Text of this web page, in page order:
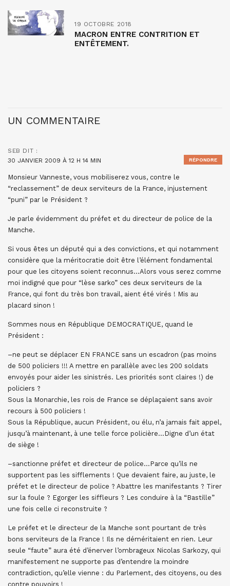
19 OCTOBRE 2018
MACRON ENTRE CONTRITION ET
ENTÊTEMENT.
UN COMMENTAIRE
SEB DIT :
30 JANVIER 2009 À 12 H 14 MIN
Monsieur Vanneste, vous mobiliserez vous, contre le
“reclassement” de deux serviteurs de la France, injustement
“puni” par le Président ?
Je parle évidemment du préfet et du directeur de police de la
Manche.
Si vous êtes un député qui a des convictions, et qui notamment
considère que la méritocratie doit être l’élément fondamental
pour que les citoyens soient reconnus…Alors vous serez comme
moi indigné que pour “lèse sarko” ces deux serviteurs de la
France, qui font du très bon travail, aient été virés ! Mis au
placard sinon !
Sommes nous en République DEMOCRATIQUE, quand le
Président :
–ne peut se déplacer EN FRANCE sans un escadron (pas moins
de 500 policiers !!! A mettre en parallèle avec les 200 soldats
envoyés pour aider les sinistrés. Les priorités sont claires !) de
policiers ?
Sous la Monarchie, les rois de France se déplaçaient sans avoir
recours à 500 policiers !
Sous la République, aucun Président, ou élu, n’a jamais fait appel,
jusqu’à maintenant, à une telle force policière…Digne d’un état
de siège !
–sanctionne préfet et directeur de police…Parce qu’ils ne
supportent pas les sifflements ! Que devaient faire, au juste, le
préfet et le directeur de police ? Abattre les manifestants ? Tirer
sur la foule ? Egorger les siffleurs ? Les conduire à la “Bastille”
une fois celle ci reconstruite ?
Le préfet et le directeur de la Manche sont pourtant de très
bons serviteurs de la France ! Ils ne déméritaient en rien. Leur
seule “faute” aura été d’énerver l’ombrageux Nicolas Sarkozy, qui
manifestement ne supporte pas d’entendre la moindre
contradiction, qu’elle vienne : du Parlement, des citoyens, ou des
contre pouvoirs !
RÉPONDRE